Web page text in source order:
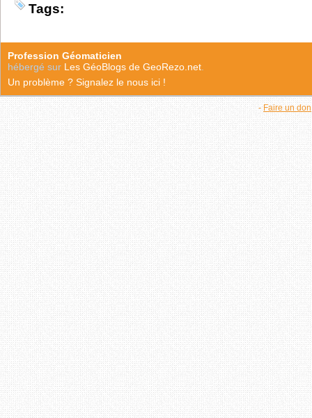
Tags:
Profession Géomaticien
hébergé sur Les GéoBlogs de GeoRezo.net
Un problème ? Signalez le nous ici !
- Faire un don